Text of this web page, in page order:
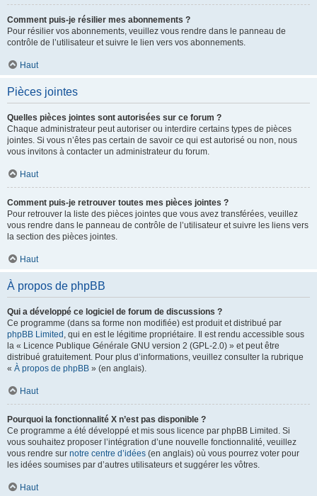
Comment puis-je résilier mes abonnements ?
Pour résilier vos abonnements, veuillez vous rendre dans le panneau de
contrôle de l’utilisateur et suivre le lien vers vos abonnements.
Haut
Pièces jointes
Quelles pièces jointes sont autorisées sur ce forum ?
Chaque administrateur peut autoriser ou interdire certains types de pièces
jointes. Si vous n’êtes pas certain de savoir ce qui est autorisé ou non, nous
vous invitons à contacter un administrateur du forum.
Haut
Comment puis-je retrouver toutes mes pièces jointes ?
Pour retrouver la liste des pièces jointes que vous avez transférées, veuillez
vous rendre dans le panneau de contrôle de l’utilisateur et suivre les liens vers
la section des pièces jointes.
Haut
À propos de phpBB
Qui a développé ce logiciel de forum de discussions ?
Ce programme (dans sa forme non modifiée) est produit et distribué par
phpBB Limited , qui en est le légitime propriétaire. Il est rendu accessible sous
la « Licence Publique Générale GNU version 2 (GPL-2.0) » et peut être
distribué gratuitement. Pour plus d’informations, veuillez consulter la rubrique
« À propos de phpBB » (en anglais).
Haut
Pourquoi la fonctionnalité X n’est pas disponible ?
Ce programme a été développé et mis sous licence par phpBB Limited. Si
vous souhaitez proposer l’intégration d’une nouvelle fonctionnalité, veuillez
vous rendre sur notre centre d’idées (en anglais) où vous pourrez voter pour
les idées soumises par d’autres utilisateurs et suggérer les vôtres.
Haut